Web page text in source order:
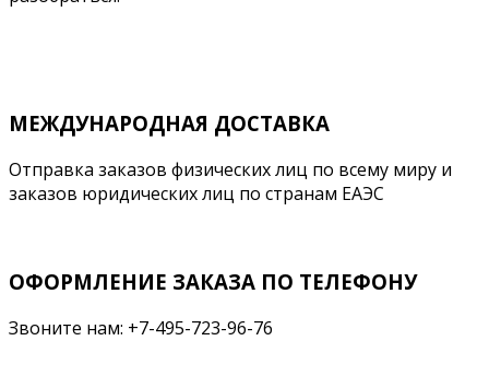
МЕЖДУНАРОДНАЯ ДОСТАВКА
Отправка заказов физических лиц по всему миру и
заказов юридических лиц по странам ЕАЭС
ОФОРМЛЕНИЕ ЗАКАЗА ПО ТЕЛЕФОНУ
Звоните нам: +7-495-723-96-76